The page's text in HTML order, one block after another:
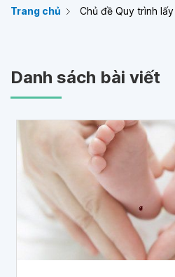
Trang chủ Chủ đề Quy trình
Danh sách bài viết